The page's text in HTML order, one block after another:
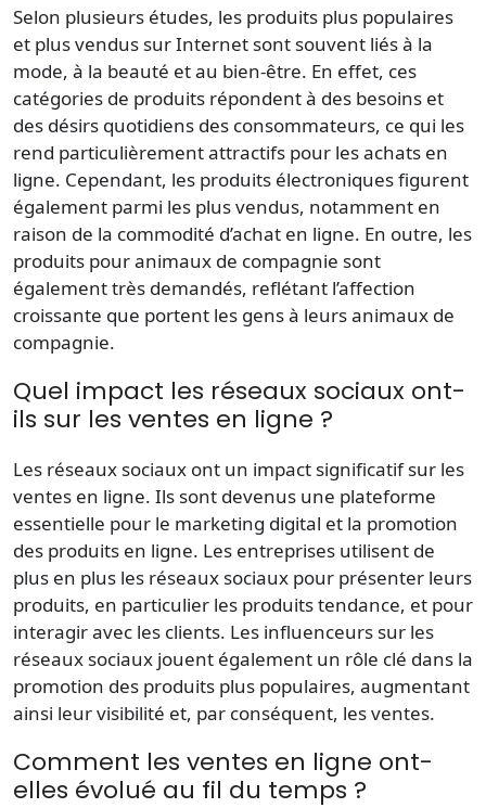
Selon plusieurs études, les produits plus populaires
et plus vendus surInternet sont souvent liés à la
mode, à la beauté et au bien-être. En effet, ces
catégories de produits répondent à des besoins et
des désirs quotidiens des consommateurs, ce qui les
rend particulièrement attractifs pour les achats en
ligne. Cependant, les produits électroniquesfigurent
également parmi les plus vendus, notamment en
raison de la commodité d’achat en ligne. En outre, les
produits pouranimaux de compagnie sont
également très demandés, reflétant l’affection
croissante que portent les gens à leurs animaux de
compagnie.
Quel impact les réseaux sociaux ont-
ils sur les ventes en ligne ?
Les réseaux sociaux ont un impact significatif sur les
ventes en ligne. Ils sont devenus une plateforme
essentielle pour le marketing digital et la promotion
des produits en ligne. Les entreprises utilisent de
plus en plus les réseaux sociaux pour présenter leurs
produits, en particulier les produits tendance, et pour
interagir avec les clients. Les influenceurs sur les
réseaux sociaux jouent également un rôle clé dans la
promotion des produits plus populaires, augmentant
ainsi leur visibilité et, par conséquent, les ventes.
Comment les ventes en ligne ont-
elles évolué au fil du temps ?